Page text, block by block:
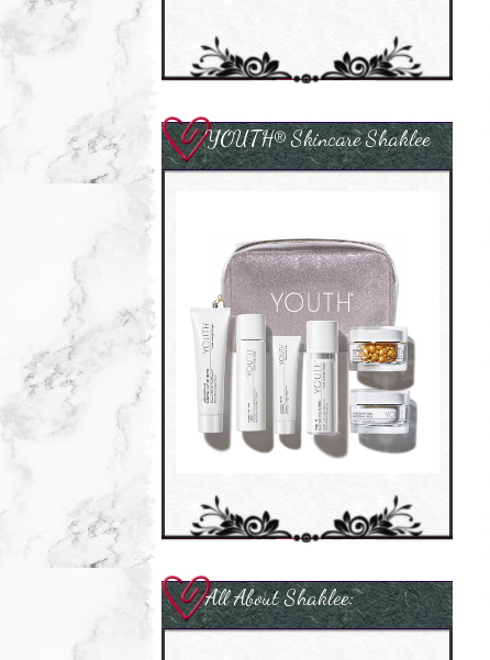
YOUTH® Skincare Shaklee
All About Shaklee: